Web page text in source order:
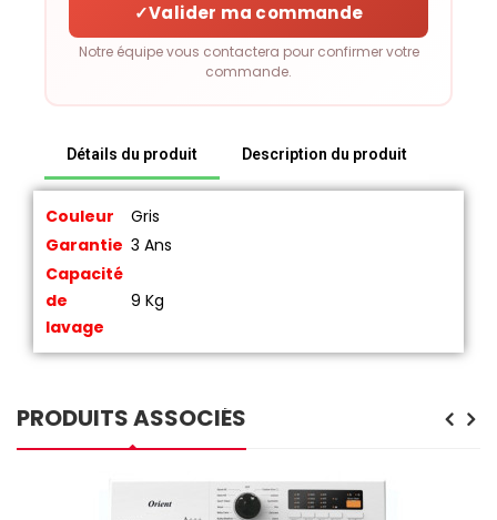
✓Valider ma commande
Notre équipe vous contactera pour confirmer votre
commande.
Détails du produit Description du produit
Couleur
Gris
Garantie 3 Ans
Capacité
de
lavage
9 Kg
PRODUITS ASSOCIÉS